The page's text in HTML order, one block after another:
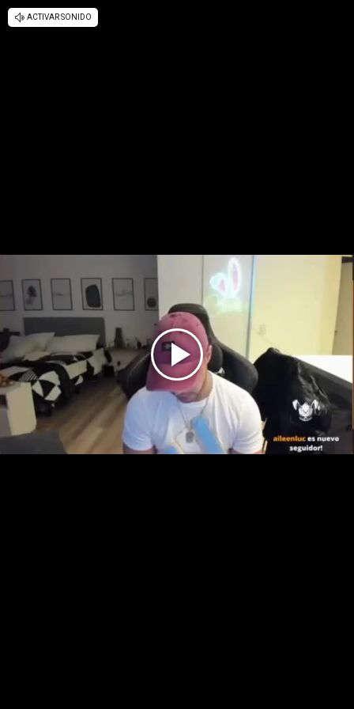
Play
Video
ACTIVAR SONIDO